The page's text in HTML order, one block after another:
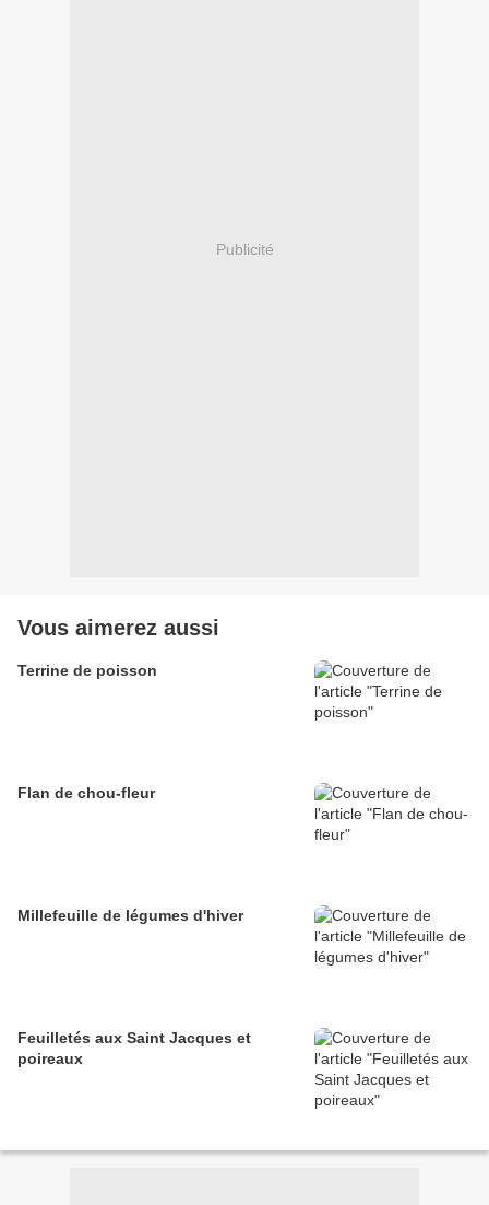
Publicité
Vous aimerez aussi
Terrine de poisson
Flan de chou-fleur
Millefeuille de légumes d'hiver
Feuilletés aux Saint Jacques et
poireaux